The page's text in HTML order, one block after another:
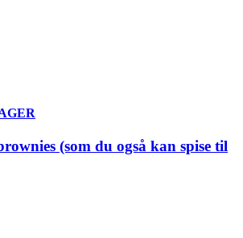
(som du også kan spise til